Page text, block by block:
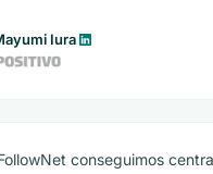
Iura
conseguimos